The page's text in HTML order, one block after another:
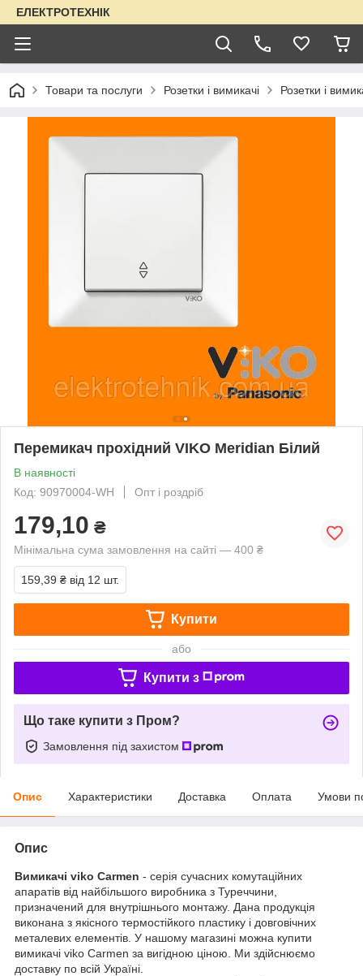
ЕЛЕКТРОТЕХНІК
Товари та послуги Розетки і вимикачі Розетки і
Перемикач прохідний VIKO Meridian Білий
В наявності
Код: 90970004-WH
Опт і роздріб
179,10 ₴
Мінімальна сума замовлення на сайті — 400 ₴
159,39 ₴ від 12 шт.
Купити
або
Купити з
Що таке купити з Пром?
Замовлення під захистом
Опис Характеристики Доставка Оплата Умови
Опис
Вимикачі viko Carmen - серія сучасних комутаційних
апаратів від найбільшого виробника з Туреччини,
призначений для внутрішнього монтажу. Дана продукція
виконана з якісного термостійкого пластику і довговічних
металевих елементів. У нашому магазині можна купити
вимикачі viko Carmen за вигідною ціною. Ми здійснюємо
доставку по всій Україні.